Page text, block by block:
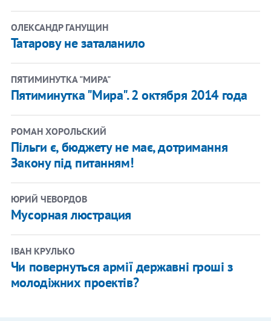
ОЛЕКСАНДР ГАНУЩИН
Татарову не заталанило
ПЯТИМИНУТКА "МИРА"
Пятиминутка "Мира". 2 октября 2014 года
РОМАН ХОРОЛЬСКИЙ
Пільги є, бюджету не має, дотримання
Закону під питанням!
ЮРИЙ ЧЕВОРДОВ
Мусорная люстрация
ІВАН КРУЛЬКО
Чи повернуться армії державні гроші з
молодіжних проектів?